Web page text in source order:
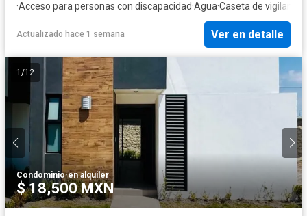
·Acceso para personas con discapacidad·Agua·Caseta de vigilancia
Actualizado hace 1 semana Ver en detalle
1 /12
Condominio·en alquiler
$ 18,500 MXN